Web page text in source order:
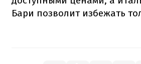
Бари позволит избежать